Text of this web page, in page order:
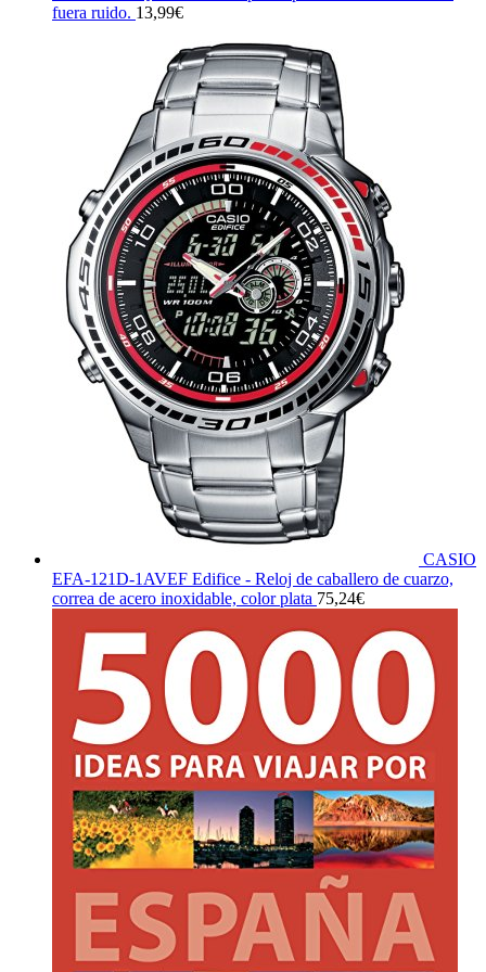
fuera ruido. 13,99€
CASIO
EFA-121D-1AVEF Edifice - Reloj de caballero de cuarzo,
correa de acero inoxidable, color plata 75,24€